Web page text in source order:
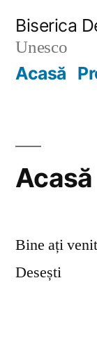
content
Biserica
Unesco
Acasă
Acasă
Bine ați
Desești